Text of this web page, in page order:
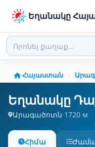
Եղանակը
Հայաստան ›
Եղանակը
Արագածոտն·1720 м
Հիմա